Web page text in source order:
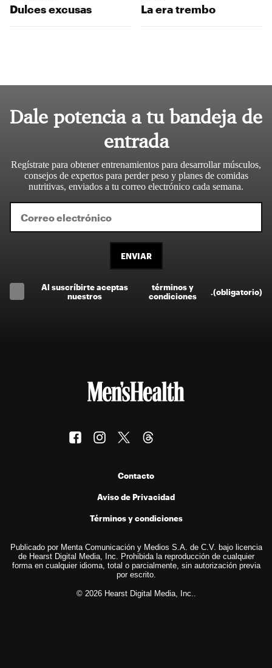
Dulces excusas La era trembo
Dale potencia a tu bandeja de
entrada
Regístrate para obtener entrenamientos para desarrollar músculos,
consejos de expertos para perder peso y planes de comidas
nutritivas, enviados a tu correo electrónico cada semana.
ENVIAR
Al suscríbirte aceptas
nuestros
términos y
condiciones
(obligatorio)
Contacto
Aviso de Privacidad
Términos y condiciones
Publicado por Menta Comunicación y Medios S.A. de C.V. bajo licencia
de Hearst Digital Media, Inc. Prohibida la reproducción de cualquier
forma en cualquier idioma, total o parcialmente, sin autorización previa
por escrito.
© 2026 Hearst Digital Media, Inc..